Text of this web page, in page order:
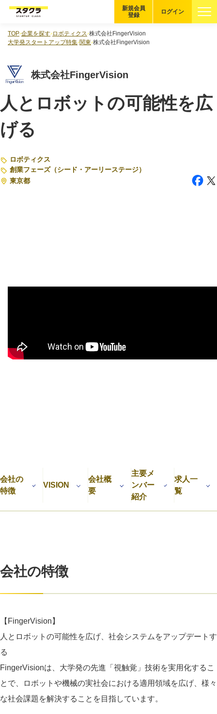
ブックマーク
企業を探す
適性診断 無料・5分
スタクラが選ばれる理由
紹介する企業について
登録者の転職・副業実績
導入事例
ログイン
新規会員
登録
TOP 企業を探す ロボティクス 株式会社FingerVision
大学発スタートアップ特集 関東 株式会社FingerVision
株式会社FingerVision
人とロボットの可能性を広
げる
ロボティクス
創業フェーズ（シード・アーリーステージ）
東京都
会社の
特徴
VISION
会社概
要
主要メ
ンバー
紹介
求人一
覧
会社の特徴
【FingerVision】
​人とロボットの可能性を広げ、社会システムをアップデートす
る
FingerVisionは、大学発の先進「視触覚」技術を実用化するこ
とで、ロボットや機械の実社会における適用領域を広げ、様々
な社会課題を解決することを目指しています。